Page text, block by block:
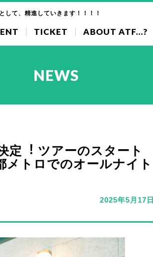
して、精進していきます！！！！
TICKET ABOUT ATF...?
NEWS
定︕ ツアーのスタート
メトロでのオールナイト
2025年5月17日